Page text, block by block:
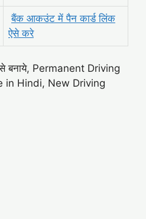
बैंक आकउंट में पैन कार्ड लिंक
ऐसे करे
बनाये, Permanent Driving
in Hindi, New Driving